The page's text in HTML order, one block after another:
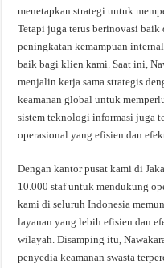
menetapkan strategi untuk
Tetapi juga terus berinovasi baik
peningkatan kemampuan
baik bagi klien kami. Saat ini,
menjalin kerja sama strategis
keamanan global untuk
sistem teknologi informasi juga
operasional yang efisien dan
Dengan kantor pusat kami di
10.000 staf untuk mendukung
kami di seluruh Indonesia
layanan yang lebih efisien dan
wilayah. Disamping itu,
penyedia keamanan swasta